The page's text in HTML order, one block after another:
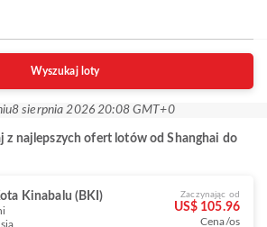
Wyszukaj loty
8 sierpnia 2026 20:08 GMT+0
z najlepszych ofert lotów od Shanghai do
Kinabalu (BKI) Zaczynając od
US$ 105.96
Cena/os